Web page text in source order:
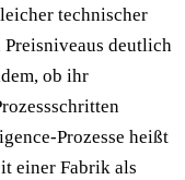
technischer
Preisniveaus deutlich
ob ihr
Prozesse heißt
einer Fabrik als